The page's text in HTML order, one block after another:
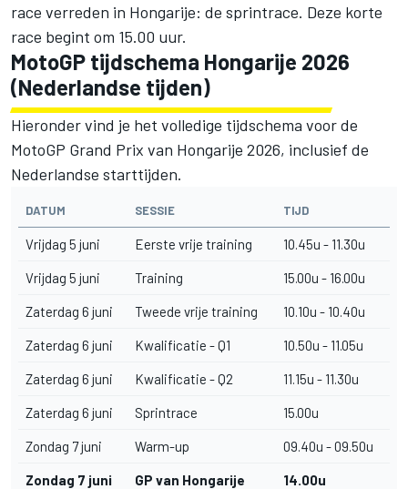
race verreden in Hongarije: de sprintrace. Deze korte
race begint om 15.00 uur.
MotoGP tijdschema Hongarije 2026
(Nederlandse tijden)
Hieronder vind je het volledige tijdschema voor de
MotoGP Grand Prix van Hongarije 2026, inclusief de
Nederlandse starttijden.
DATUM SESSIE TIJD
Vrijdag 5 juni Eerste vrije training 10.45u - 11.30u
Vrijdag 5 juni Training 15.00u - 16.00u
Zaterdag 6 juni Tweede vrije training 10.10u - 10.40u
Zaterdag 6 juni Kwalificatie - Q1 10.50u - 11.05u
Zaterdag 6 juni Kwalificatie - Q2 11.15u - 11.30u
Zaterdag 6 juni Sprintrace 15.00u
Zondag 7 juni Warm-up 09.40u - 09.50u
Zondag 7 juni GP van Hongarije 14.00u